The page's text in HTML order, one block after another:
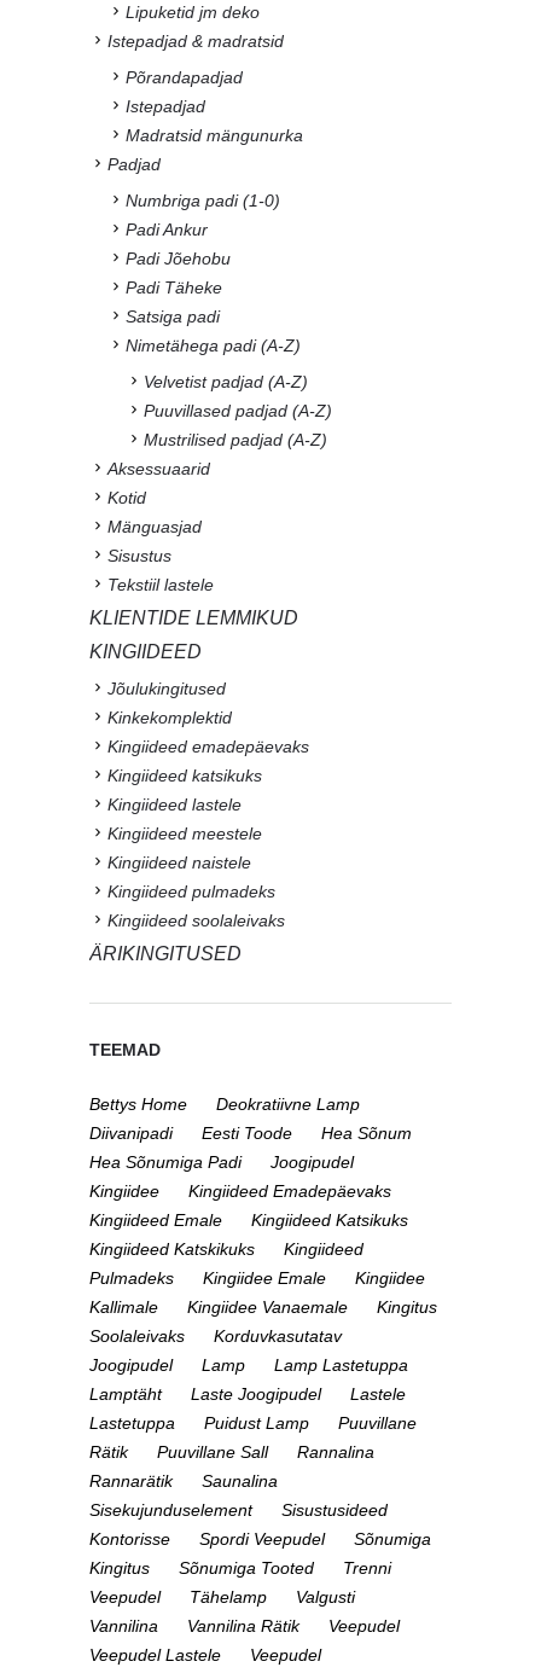
Lipuketid jm deko
Istepadjad & madratsid
Põrandapadjad
Istepadjad
Madratsid mängunurka
Padjad
Numbriga padi (1-0)
Padi Ankur
Padi Jõehobu
Padi Täheke
Satsiga padi
Nimetähega padi (A-Z)
Velvetist padjad (A-Z)
Puuvillased padjad (A-Z)
Mustrilised padjad (A-Z)
Aksessuaarid
Kotid
Mänguasjad
Sisustus
Tekstiil lastele
KLIENTIDE LEMMIKUD
KINGIIDEED
Jõulukingitused
Kinkekomplektid
Kingiideed emadepäevaks
Kingiideed katsikuks
Kingiideed lastele
Kingiideed meestele
Kingiideed naistele
Kingiideed pulmadeks
Kingiideed soolaleivaks
ÄRIKINGITUSED
TEEMAD
Bettys Home
Deokratiivne Lamp
Diivanipadi
Eesti Toode
Hea Sõnum
Hea Sõnumiga Padi
Joogipudel
Kingiidee
Kingiideed Emadepäevaks
Kingiideed Emale
Kingiideed Katsikuks
Kingiideed Katskikuks
Kingiideed
Pulmadeks
Kingiidee Emale
Kingiidee
Kallimale
Kingiidee Vanaemale
Kingitus
Soolaleivaks
Korduvkasutatav
Joogipudel
Lamp
Lamp Lastetuppa
Lamptäht
Laste Joogipudel
Lastele
Lastetuppa
Puidust Lamp
Puuvillane
Rätik
Puuvillane Sall
Rannalina
Rannarätik
Saunalina
Sisekujunduselement
Sisustusideed
Kontorisse
Spordi Veepudel
Sõnumiga
Kingitus
Sõnumiga Tooted
Trenni
Veepudel
Tähelamp
Valgusti
Vannilina
Vannilina Rätik
Veepudel
Veepudel Lastele
Veepudel